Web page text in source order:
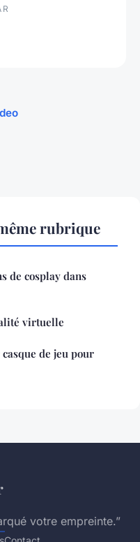
rubrique
de cosplay dans
virtuelle
de jeu pour
votre empreinte.”